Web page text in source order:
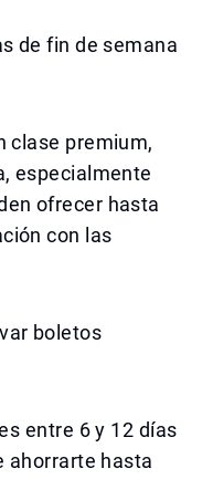
de fin de semana
clase premium,
especialmente
ofrecer hasta
con las
boletos
entre 6 y 12 días
ahorrarte hasta